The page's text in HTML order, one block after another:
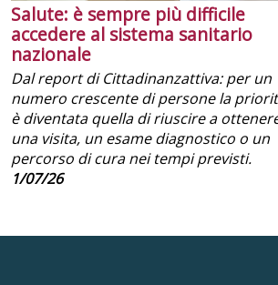
Salute: è sempre più difficile
accedere al sistema sanitario
nazionale
Dal report di Cittadinanzattiva: per un
numero crescente di persone la
è diventata quella di riuscire a
una visita, un esame diagnostico o un
percorso di cura nei tempi previsti.
1/07/26